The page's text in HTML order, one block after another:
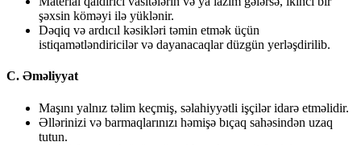
şəxsin köməyi ilə yüklənir.
Dəqiq və ardıcıl kəsikləri təmin etmək üçün
istiqamətləndiricilər və dayanacaqlar düzgün yerləşdirilib.
C. Əməliyyat
Maşını yalnız təlim keçmiş, səlahiyyətli işçilər idarə etməlidir.
Əllərinizi və barmaqlarınızı həmişə bıçaq sahəsindən uzaq
tutun.